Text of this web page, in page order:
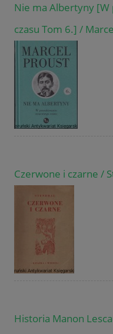
Nie ma Albertyny
czasu Tom 6.] /
Czerwone i czarne /
Historia Manon